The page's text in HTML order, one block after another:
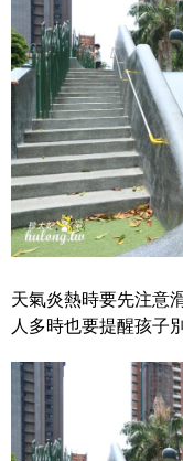
天氣炎熱時要先注意
人多時也要提醒孩子